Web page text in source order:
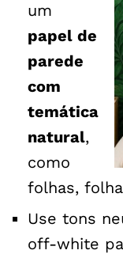
um
papel de
parede
com
temática
natural,
como
folhas,
Use tons
off-white